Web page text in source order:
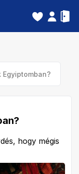
hogy mégis